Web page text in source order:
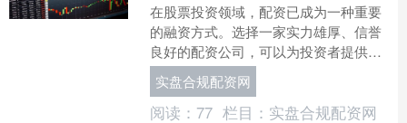
在股票投资领域，配资已成为一种重要
的融资方式。选择一家实力雄厚、信誉
良好的配资公司，可以为投资者提供资
金杠杆，放大投资收益。 那么，股票配
资哪家强？经过多方对比....
实盘合规配资网
阅读： 77 栏目： 实盘合规配资网